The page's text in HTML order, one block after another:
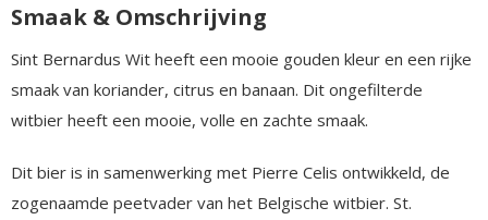
Smaak & Omschrijving
Sint Bernardus Wit heeft een mooie gouden kleur en een rijke
smaak van koriander, citrus en banaan. Dit ongefilterde
witbier heeft een mooie, volle en zachte smaak.
Dit bier is in samenwerking met Pierre Celis ontwikkeld, de
zogenaamde peetvader van het Belgische witbier. St.